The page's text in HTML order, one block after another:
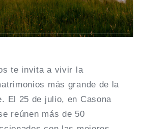
te invita a vivir la
más grande de la
El 25 de julio, en Casona
reúnen más de 50